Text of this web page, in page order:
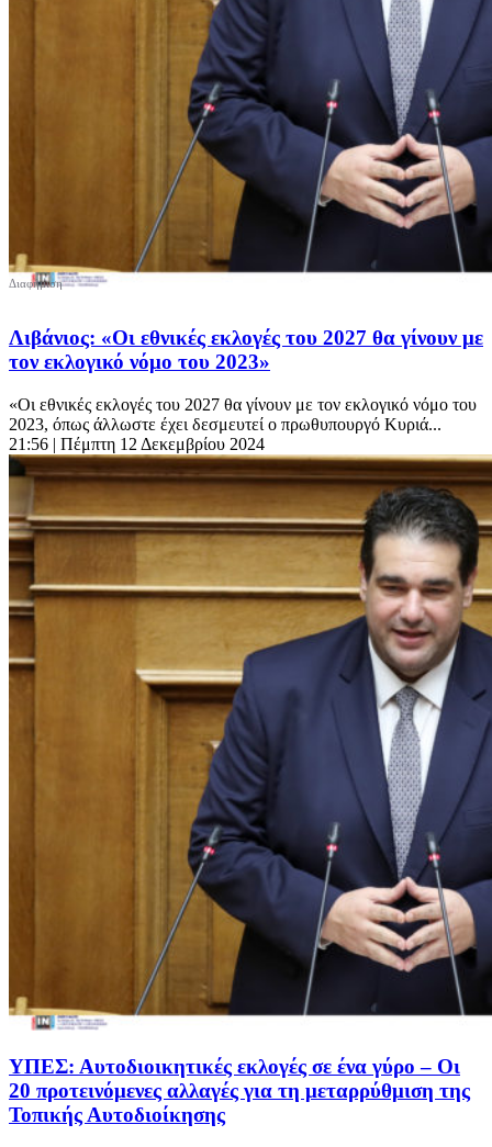
Λιβάνιος: «Οι εθνικές εκλογές του 2027 θα γίνουν με
τον εκλογικό νόμο του 2023»
«Οι εθνικές εκλογές του 2027 θα γίνουν με τον εκλογικό νόμο του
2023, όπως άλλωστε έχει δεσμευτεί ο πρωθυπουργό Κυριά...
21:56 | Πέμπτη 12 Δεκεμβρίου 2024
ΥΠΕΣ: Αυτοδιοικητικές εκλογές σε ένα γύρο – Οι
20 προτεινόμενες αλλαγές για τη μεταρρύθμιση της
Τοπικής Αυτοδιοίκησης